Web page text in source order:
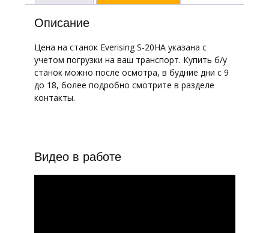
Описание
Цена на станок Everising S-20HA указана с
учетом погрузки на ваш транспорт. Купить б/у
станок можно после осмотра, в будние дни с 9
до 18, более подробно смотрите в разделе
контакты.
Видео в работе